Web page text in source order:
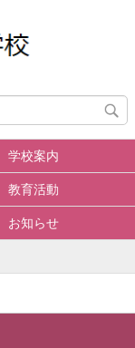
学校案内
教育活動
お知らせ